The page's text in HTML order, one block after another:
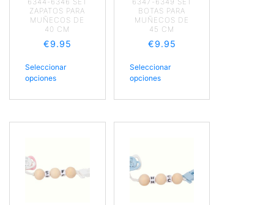
ZAPATOS PARA
MUÑECOS DE
40 CM
€9.95
Seleccionar
opciones
BOTAS PARA
MUÑECOS DE
45 CM
€9.95
Seleccionar
opciones